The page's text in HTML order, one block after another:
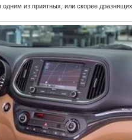
из приятных, или скорее